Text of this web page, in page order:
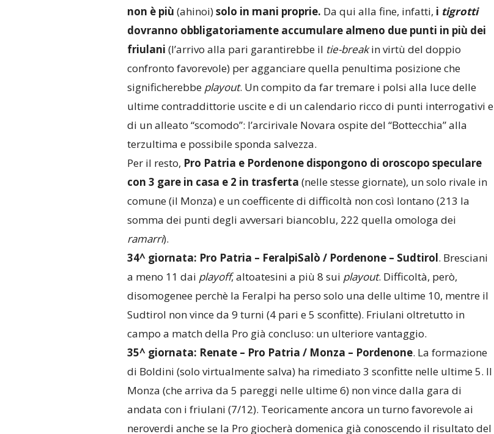
non è più (ahinoi)solo in mani proprie. Da qui alla fine, infatti, i tigrotti
dovranno obbligatoriamente accumulare almeno due punti in più dei
friulani (l’arrivo alla pari garantirebbe il tie-breakin virtù del doppio
confronto favorevole) per agganciare quella penultima posizione che
significherebbe playout. Un compito da far tremare i polsi alla luce delle
ultime contraddittorie uscite e di un calendario ricco di punti interrogativi e
di un alleato “scomodo”: l’arcirivale Novara ospite del “Bottecchia” alla
terzultima e possibile sponda salvezza.
Per il resto, Pro Patria e Pordenone dispongono di oroscopo speculare
con 3 gare in casa e 2 in trasferta (nelle stesse giornate), un solo rivale in
comune (il Monza) e un coefficente di difficoltà non così lontano (213 la
somma dei punti degli avversari biancoblu, 222 quella omologa dei
ramarri).
34^ giornata: Pro Patria – FeralpiSalò / Pordenone – Sudtirol. Bresciani
a meno 11 dai playoff, altoatesini a più 8 sui playout. Difficoltà, però,
disomogenee perchè la Feralpi ha perso solo una delle ultime 10, mentre il
Sudtirol non vince da 9 turni (4 pari e 5 sconfitte). Friulani oltretutto in
campo a match della Pro già concluso: un ulteriore vantaggio.
35^ giornata: Renate – Pro Patria / Monza – Pordenone. La formazione
di Boldini (solo virtualmente salva) ha rimediato 3 sconfitte nelle ultime 5. Il
Monza (che arriva da 5 pareggi nelle ultime 6) non vince dalla gara di
andata con i friulani (7/12). Teoricamente ancora un turno favorevole ai
neroverdi anche se la Pro giocherà domenica già conoscendo il risultato del